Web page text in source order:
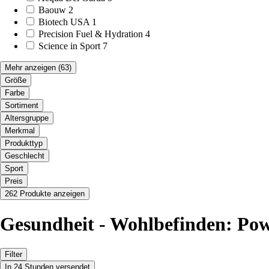
Baouw 2
Biotech USA 1
Precision Fuel & Hydration 4
Science in Sport 7
Mehr anzeigen (63)
Größe
Farbe
Sortiment
Altersgruppe
Merkmal
Produkttyp
Geschlecht
Sport
Preis
262 Produkte anzeigen
Gesundheit - Wohlbefinden:
Filter
In 24 Stunden versendet